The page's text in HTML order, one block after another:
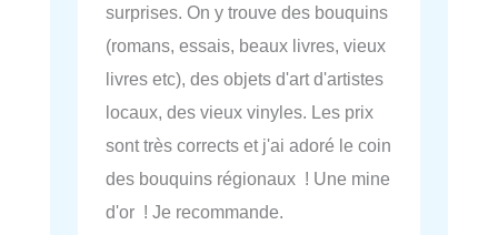
surprises. On y trouve des bouquins
(romans, essais, beaux livres, vieux
livres etc), des objets d'art d'artistes
locaux, des vieux vinyles. Les prix
sont très corrects et j'ai adoré le coin
des bouquins régionaux ! Une mine
d'or ! Je recommande.